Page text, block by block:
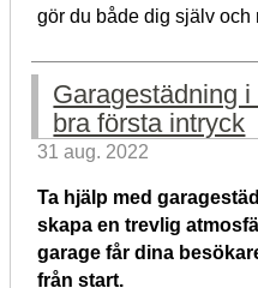
gör du både dig själv och
Garagestädning
bra första intryck
31 aug. 2022
Ta hjälp med
skapa en trevlig
garage får dina
från start.